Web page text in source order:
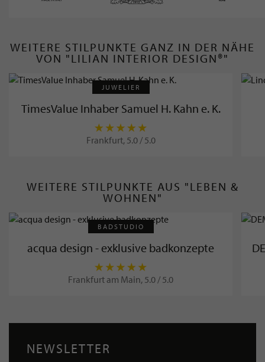
WEITERE STILPUNKTE GANZ IN DER NÄHE
VON "LILIAN INTERIOR DESIGN®"
JUWELIER
TimesValue Inhaber Samuel H. Kahn e. K.
Frankfurt, 5.0 / 5.0
WEITERE STILPUNKTE AUS "LEBEN &
WOHNEN"
BADSTUDIO
acqua design - exklusive badkonzepte
Frankfurt am Main, 5.0 / 5.0
NEWSLETTER